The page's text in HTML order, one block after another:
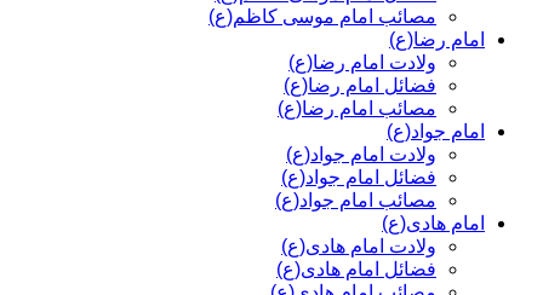
مصائب امام موسی کاظم(ع)
امام رضا(ع)
ولادت امام رضا(ع)
فضائل امام رضا(ع)
مصائب امام رضا(ع)
امام جواد(ع)
ولادت امام جواد(ع)
فضائل امام جواد(ع)
مصائب امام جواد(ع)
امام هادی(ع)
ولادت امام هادی(ع)
فضائل امام هادی(ع)